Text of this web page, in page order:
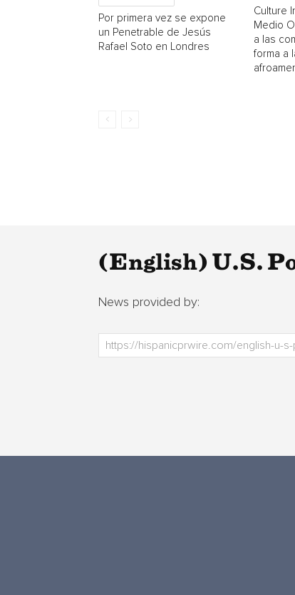
Por primera vez se expone
un Penetrable de Jesús
Rafael Soto en Londres
Culture
Medio
a las
forma a
(English) U.S.
News provided by: